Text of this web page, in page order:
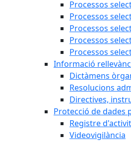
Processos
Processos
Processos
Processos
Processos
Informació
Dictàmens
Resolucions
Directives,
Protecció de dades
Registre
Videovigilància